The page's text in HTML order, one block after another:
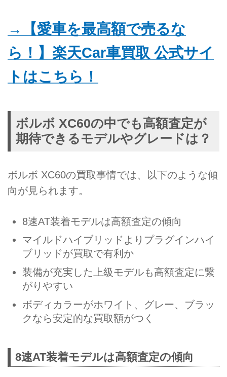
→【愛車を最高額で売るな
ら！】楽天Car車買取 公式サイ
トはこちら！
ボルボ XC60の中でも高額査定が
期待できるモデルやグレードは？
ボルボ XC60の買取事情では、以下のような傾
向が見られます。
8速AT装着モデルは高額査定の傾向
マイルドハイブリッドよりプラグインハイ
ブリッドが買取で有利か
装備が充実した上級モデルも高額査定に繋
がりやすい
ボディカラーがホワイト、グレー、ブラッ
クなら安定的な買取額がつく
8速AT装着モデルは高額査定の傾向